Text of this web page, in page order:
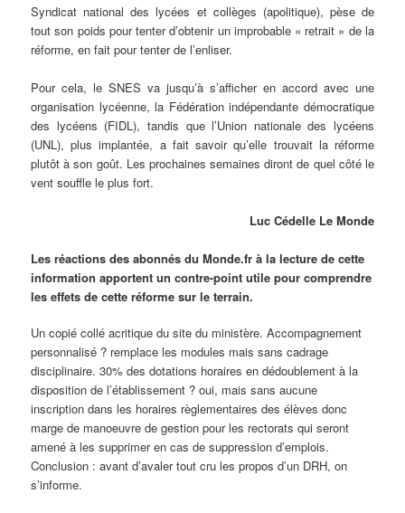
Syndicat national des lycées et collèges (apolitique), pèse de
tout son poids pour tenter d’obtenir un improbable « retrait » de la
réforme, en fait pour tenter de l’enliser.
Pour cela, le SNES va jusqu’à s’afficher en accord avec une
organisation lycéenne, la Fédération indépendante démocratique
des lycéens (FIDL), tandis que l’Union nationale des lycéens
(UNL), plus implantée, a fait savoir qu’elle trouvait la réforme
plutôt à son goût. Les prochaines semaines diront de quel côté le
vent souffle le plus fort.
Luc Cédelle Le Monde
Les réactions des abonnés du Monde.fr à la lecture de cette
information apportent un contre-point utile pour comprendre
les effets de cette réforme sur le terrain.
Un copié collé acritique du site du ministère. Accompagnement
personnalisé ? remplace les modules mais sans cadrage
disciplinaire. 30% des dotations horaires en dédoublement à la
disposition de l’établissement ? oui, mais sans aucune
inscription dans les horaires règlementaires des élèves donc
marge de manoeuvre de gestion pour les rectorats qui seront
amené à les supprimer en cas de suppression d’emplois.
Conclusion : avant d’avaler tout cru les propos d’un DRH, on
s’informe.